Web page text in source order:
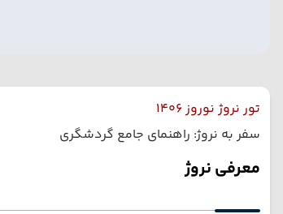
تور نروژ نوروز 1406
سفر به نروژ: راهنمای جامع گردشگری
معرفی نروژ